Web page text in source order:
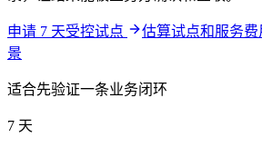
申请 7 天受控试点 估算试点和服务费
景
适合先验证一条业务闭环
7 天